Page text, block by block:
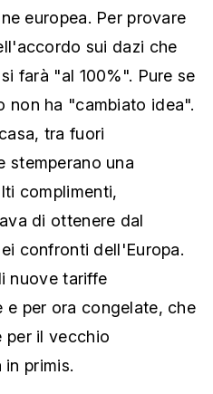
europea. Per provare
sui dazi che
farà "al 100%". Pure se
non ha "cambiato idea".
tra fuori
stemperano una
complimenti,
di ottenere dal
confronti dell'Europa.
nuove tariffe
e per ora congelate, che
per il vecchio
primis.